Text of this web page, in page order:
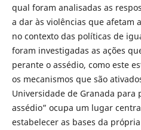
qual foram analisadas as
a dar às violências que afetam
no contexto das políticas de
foram investigadas as ações
perante o assédio, como este
os mecanismos que são
Universidade de Granada para
assédio” ocupa um lugar
estabelecer as bases da